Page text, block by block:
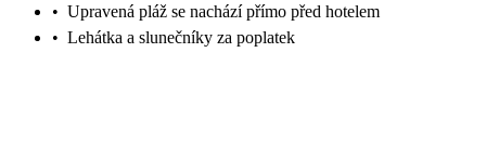
• Upravená pláž se nachází přímo před hotelem
• Lehátka a slunečníky za poplatek